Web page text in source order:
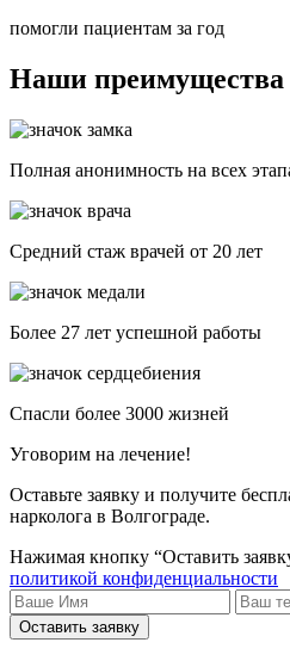
помогли пациентам за год
Наши преимущества
Полная анонимность на всех
Средний стаж врачей от 20 лет
Более 27 лет успешной работы
Спасли более 3000 жизней
Уговорим на лечение!
Оставьте заявку и получите
нарколога в Волгограде.
Нажимая кнопку “Оставить
политикой конфиденциальности
Оставить заявку